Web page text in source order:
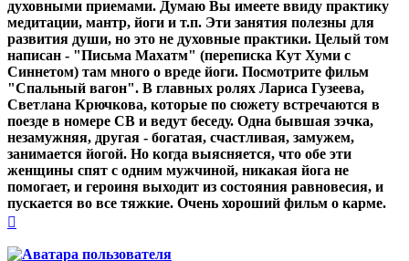
духовными приемами. Думаю Вы имеете ввиду практику
медитации, мантр, йоги и т.п. Эти занятия полезны для
развития души, но это не духовные практики. Целый том
написан - "Письма Махатм" (переписка Кут Хуми с
Синнетом) там много о вреде йоги. Посмотрите фильм
"Спальный вагон". В главных ролях Лариса Гузеева,
Светлана Крючкова, которые по сюжету встречаются в
поезде в номере СВ и ведут беседу. Одна бывшая зэчка,
незамужняя, другая - богатая, счастливая, замужем,
занимается йогой. Но когда выясняется, что обе эти
женщины спят с одним мужчиной, никакая йога не
помогает, и героиня выходит из состояния равновесия, и
пускается во все тяжкие. Очень хороший фильм о карме.
началу